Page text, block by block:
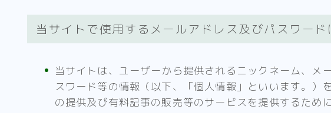
当サイトで使用するメールアドレス及びパスワード
当サイトは、ユーザーから提供されるニックネーム、メ
スワード等の情報（以下、「個人情報」といいます。）
の提供及び有料記事の販売等のサービスを提供するため